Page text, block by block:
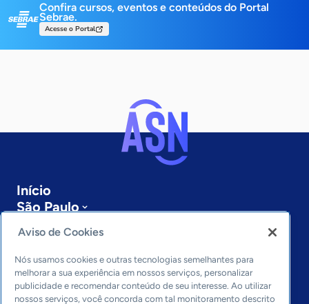
Confira cursos, eventos e conteúdos do Portal
Sebrae.
Acesse o Portal
Início
São Paulo
Sobre a ASN
Últimas notícias
Entre em contato
Editorias
Aviso de Cookies
Nós usamos cookies e outras tecnologias semelhantes para
melhorar a sua experiência em nossos serviços, personalizar
publicidade e recomendar conteúdo de seu interesse. Ao utilizar
nossos serviços, você concorda com tal monitoramento descrito